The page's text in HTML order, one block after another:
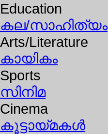
Education
കല/സാഹിത്യം
Arts/Literature
കായികം
Sports
സിനിമ
Cinema
കൂട്ടായ്മകള്‍